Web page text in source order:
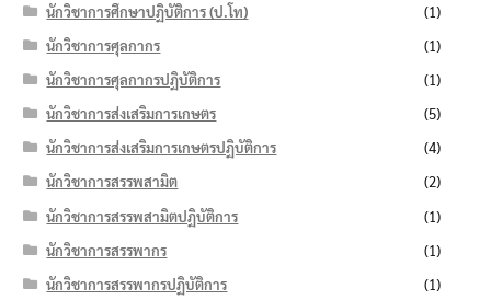
นักวิชาการศึกษาปฏิบัติการ (ป.โท)
(1)
นักวิชาการศุลกากร
(1)
นักวิชาการศุลกากรปฏิบัติการ
(1)
นักวิชาการส่งเสริมการเกษตร
(5)
นักวิชาการส่งเสริมการเกษตรปฏิบัติการ
(4)
นักวิชาการสรรพสามิต
(2)
นักวิชาการสรรพสามิตปฏิบัติการ
(1)
นักวิชาการสรรพากร
(1)
นักวิชาการสรรพากรปฏิบัติการ
(1)